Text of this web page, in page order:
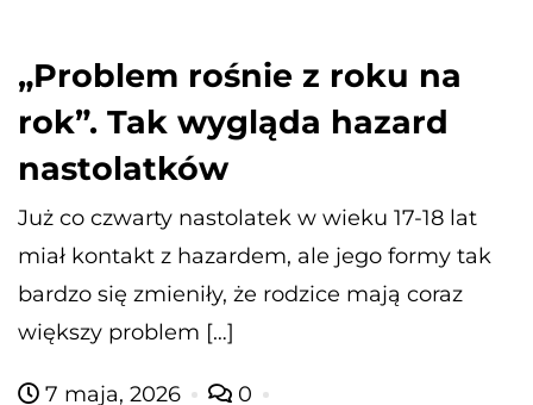
„Problem rośnie z roku na
rok”. Tak wygląda hazard
nastolatków
Już co czwarty nastolatek w wieku 17-18 lat
miał kontakt z hazardem, ale jego formy tak
bardzo się zmieniły, że rodzice mają coraz
większy problem […]
7 maja, 2026 0